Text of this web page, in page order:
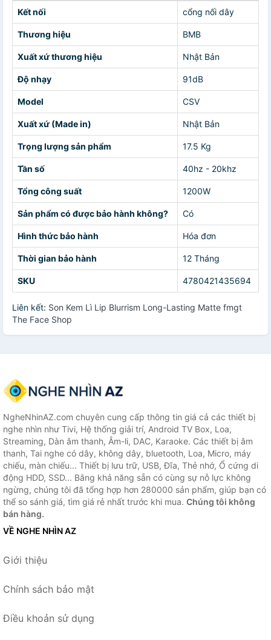
Kết nối cổng nối dây
Thương hiệu BMB
Xuất xứ thương hiệu Nhật Bản
Độ nhạy 91dB
Model CSV
Xuất xứ (Made in) Nhật Bản
Trọng lượng sản phẩm 17.5 Kg
Tần số 40hz - 20khz
Tổng công suất 1200W
Sản phẩm có được bảo hành không? Có
Hình thức bảo hành Hóa đơn
Thời gian bảo hành 12 Tháng
SKU 4780421435694
Liên kết: Son Kem Lì Lip Blurrism Long-Lasting Matte fmgt
The Face Shop
NgheNhinAZ.com chuyên cung cấp thông tin giá cả các thiết bị
nghe nhìn như Tivi, Hệ thống giải trí, Android TV Box, Loa,
Streaming, Dàn âm thanh, Âm-li, DAC, Karaoke. Các thiết bị âm
thanh, Tai nghe có dây, không dây, bluetooth, Loa, Micro, máy
chiếu, màn chiếu... Thiết bị lưu trữ, USB, Đĩa, Thẻ nhớ, Ổ cứng di
động HDD, SSD... Bằng khả năng sẵn có cùng sự nỗ lực không
ngừng, chúng tôi đã tổng hợp hơn 280000 sản phẩm, giúp bạn có
thể so sánh giá, tìm giá rẻ nhất trước khi mua. Chúng tôi không
bán hàng.
VỀ NGHE NHÌN AZ
Giới thiệu
Chính sách bảo mật
Điều khoản sử dụng